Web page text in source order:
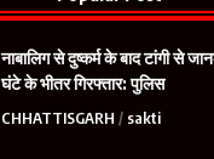
नाबालिग से दुष्कर्म के बाद टांगी से
घंटे के भीतर गिरफ्तार: पुलिस
CHHATTISGARH sakti